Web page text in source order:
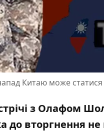
Китаю може
з Олафом
до вторгнення не